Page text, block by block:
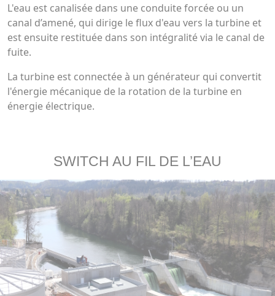
L'eau est canalisée dans une conduite forcée ou un
canal d’amené, qui dirige le flux d'eau vers la turbine et
est ensuite restituée dans son intégralité via le canal de
fuite.
La turbine est connectée à un générateur qui convertit
l'énergie mécanique de la rotation de la turbine en
énergie électrique.
SWITCH AU FIL DE L’EAU